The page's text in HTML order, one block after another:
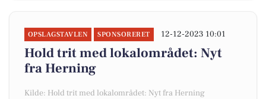
OPSLAGSTAVLEN SPONSORERET 12-12-2023 10:01
Hold trit med lokalområdet: Nyt
fra Herning
Kilde: Hold trit med lokalområdet: Nyt fra Herning